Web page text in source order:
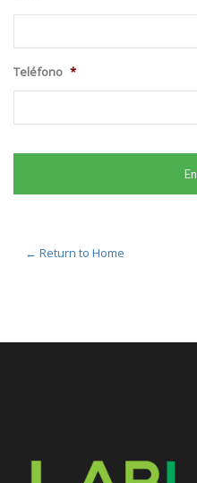
Teléfono *
← Return to Home